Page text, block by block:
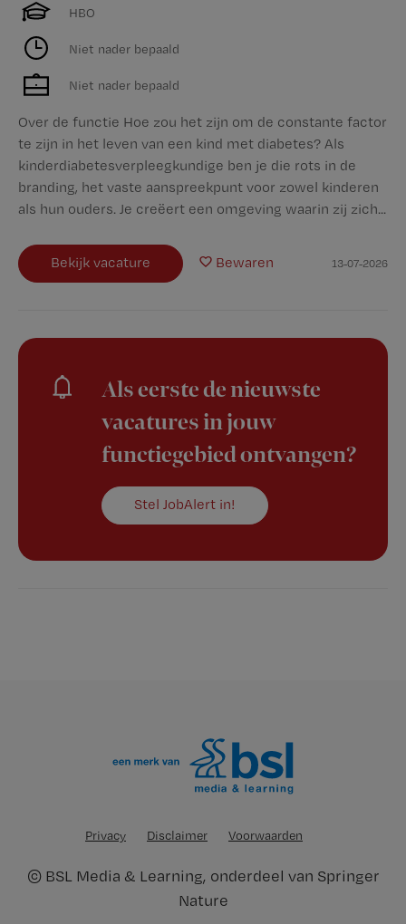
HBO
Niet nader bepaald
Niet nader bepaald
Over de functie Hoe zou het zijn om de constante factor
te zijn in het leven van een kind met diabetes? Als
kinderdiabetesverpleegkundige ben je die rots in de
branding, het vaste aanspreekpunt voor zowel kinderen
als hun ouders. Je creëert een omgeving waarin zij zich...
Bekijk vacature Bewaren 13-07-2026
Als eerste de nieuwste
vacatures in jouw
functiegebied ontvangen?
Stel JobAlert in!
Privacy Disclaimer Voorwaarden
© BSL Media & Learning, onderdeel van Springer
Nature